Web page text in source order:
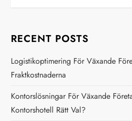
n
a
v
RECENT POSTS
Logistikoptimering För Växande
Fraktkostnaderna
Kontorslösningar För Växande
Kontorshotell Rätt Val?